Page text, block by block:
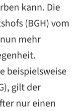
kann. Die
(BGH) vom
mehr
beispielsweise
gilt der
nur einen